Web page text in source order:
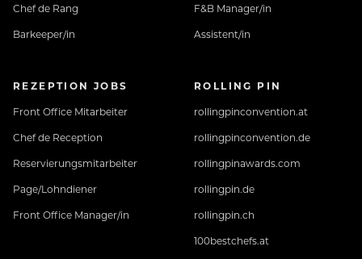
Chef de Rang
Barkeeper/in
F&B Manager/in
Assistent/in
REZEPTION JOBS
Front Office Mitarbeiter
Chef de Reception
Reservierungsmitarbeiter
Page/Lohndiener
Front Office Manager/in
ROLLING PIN
rollingpinconvention.at
rollingpinconvention.de
rollingpinawards.com
rollingpin.de
rollingpin.ch
100bestchefs.at